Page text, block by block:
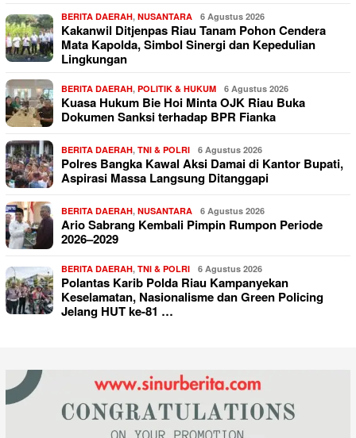
BERITA DAERAH, NUSANTARA 6 Agustus 2026
Kakanwil Ditjenpas Riau Tanam Pohon Cendera
Mata Kapolda, Simbol Sinergi dan Kepedulian
Lingkungan
BERITA DAERAH, POLITIK & HUKUM 6 Agustus 2026
Kuasa Hukum Bie Hoi Minta OJK Riau Buka
Dokumen Sanksi terhadap BPR Fianka
BERITA DAERAH, TNI & POLRI 6 Agustus 2026
Polres Bangka Kawal Aksi Damai di Kantor Bupati,
Aspirasi Massa Langsung Ditanggapi
BERITA DAERAH, NUSANTARA 6 Agustus 2026
Ario Sabrang Kembali Pimpin Rumpon Periode
2026–2029
BERITA DAERAH, TNI & POLRI 6 Agustus 2026
Polantas Karib Polda Riau Kampanyekan
Keselamatan, Nasionalisme dan Green Policing
Jelang HUT ke-81 …